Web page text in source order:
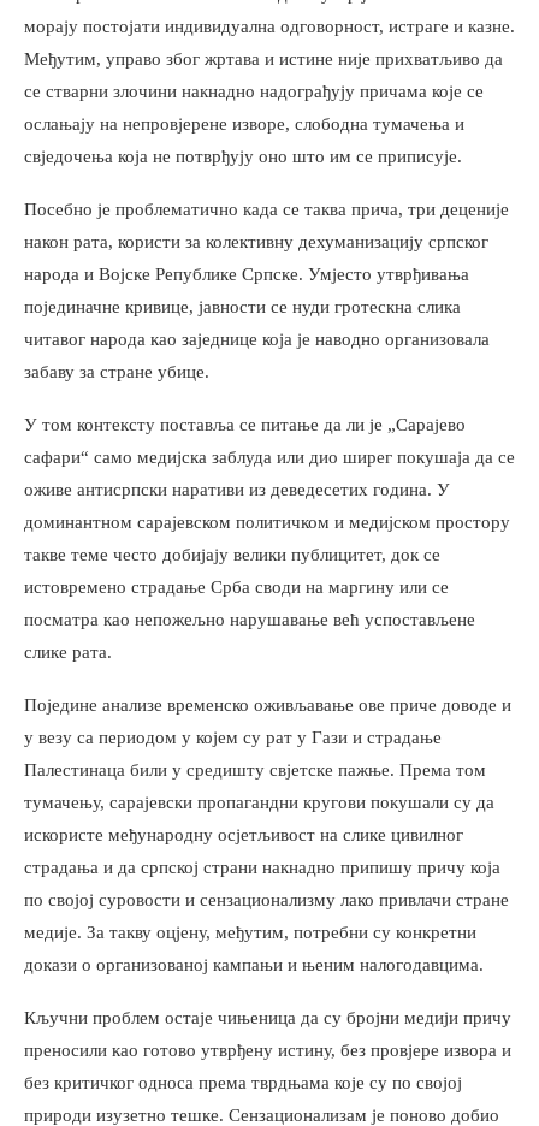
морају постојати индивидуална одговорност, истраге и казне.
Међутим, управо због жртава и истине није прихватљиво да
се стварни злочини накнадно надограђују причама које се
ослањају на непровјерене изворе, слободна тумачења и
свједочења која не потврђују оно што им се приписује.
Посебно је проблематично када се таква прича, три деценије
након рата, користи за колективну дехуманизацију српског
народа и Војске Републике Српске. Умјесто утврђивања
појединачне кривице, јавности се нуди гротескна слика
читавог народа као заједнице која је наводно организовала
забаву за стране убице.
У том контексту поставља се питање да ли је „Сарајево
сафари“ само медијска заблуда или дио ширег покушаја да се
оживе антисрпски наративи из деведесетих година. У
доминантном сарајевском политичком и медијском простору
такве теме често добијају велики публицитет, док се
истовремено страдање Срба своди на маргину или се
посматра као непожељно нарушавање већ успостављене
слике рата.
Поједине анализе временско оживљавање ове приче доводе и
у везу са периодом у којем су рат у Гази и страдање
Палестинаца били у средишту свјетске пажње. Према том
тумачењу, сарајевски пропагандни кругови покушали су да
искористе међународну осјетљивост на слике цивилног
страдања и да српској страни накнадно припишу причу која
по својој суровости и сензационализму лако привлачи стране
медије. За такву оцјену, међутим, потребни су конкретни
докази о организованој кампањи и њеним налогодавцима.
Кључни проблем остаје чињеница да су бројни медији причу
преносили као готово утврђену истину, без провјере извора и
без критичког односа према тврдњама које су по својој
природи изузетно тешке. Сензационализам је поново добио